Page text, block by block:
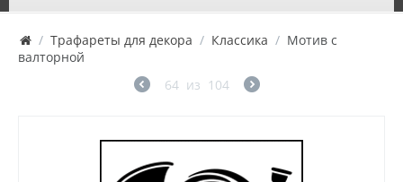
/ Трафареты для декора / Классика / Мотив с
валторной
64 из 104